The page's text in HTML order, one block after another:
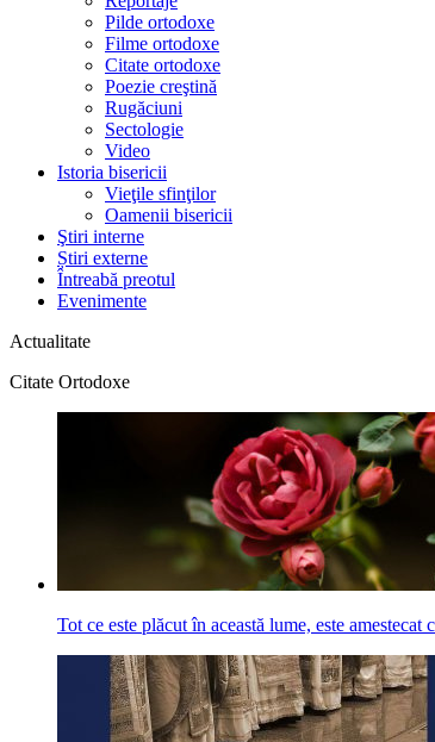
Pilde ortodoxe
Filme ortodoxe
Citate ortodoxe
Poezie creştină
Rugăciuni
Sectologie
Video
Istoria bisericii
Vieţile sfinţilor
Oamenii bisericii
Ştiri interne
Știri externe
Întreabă preotul
Evenimente
Actualitate
Citate Ortodoxe
Tot ce este plăcut în această lume, este